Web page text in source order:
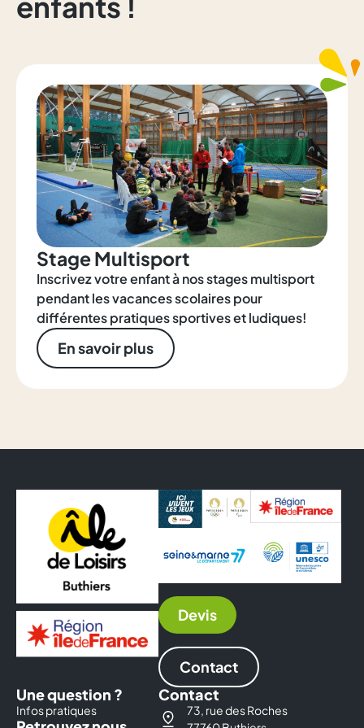
Stage Multisport
Inscrivez votre enfant à nos stages multisport
pendant les vacances scolaires pour
différentes pratiques sportives et ludiques!
En savoir plus
Une question ?
Infos pratiques
Contact
73, rue des Roches
Devis
Contact